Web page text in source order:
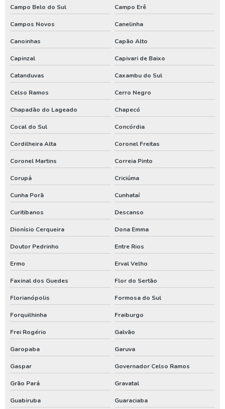
Teste de vazão poço
Teste de vazão poço artesiano
Tratamento de água de poço artesiano
Valor de outorga de poço artesiano
Valor de perfuração de poço artesiano
Instalação de poço
Tubulação para poço artesiano
Aluguel de compressor de ar
Aluguel de compressor de ar preço
Aluguel de gerador de energia
Aluguel de gerador de energia preço
Aluguel de gerador de energia valor
Aluguel de gerador para eventos
Aluguel de geradores
Gerador de energia a diesel locação
Gerador de energia aluguel
Gerador de energia aluguel preço
Gerador de energia locação
Locação de compressor de ar
Campo Belo do Sul Campo Erê
Campos Novos Canelinha
Canoinhas Capão Alto
Capinzal Capivari de Baixo
Catanduvas Caxambu do Sul
Celso Ramos Cerro Negro
Chapadão do Lageado Chapecó
Cocal do Sul Concórdia
Cordilheira Alta Coronel Freitas
Coronel Martins Correia Pinto
Corupá Criciúma
Cunha Porã Cunhataí
Curitibanos Descanso
Dionísio Cerqueira Dona Emma
Doutor Pedrinho Entre Rios
Ermo Erval Velho
Faxinal dos Guedes Flor do Sertão
Florianópolis Formosa do Sul
Forquilhinha Fraiburgo
Frei Rogério Galvão
Garopaba Garuva
Gaspar Governador Celso Ramos
Grão Pará Gravatal
Guabiruba Guaraciaba